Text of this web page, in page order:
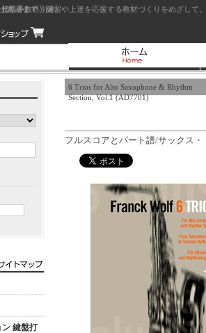
級者まで、練習や上達を応援する教材づくりをめざし
ン 鍵盤打
6 Trios for Alto Saxophone & Rhythm
Section, Vol.1 (AD7701)
フルスコアとパート譜/サックス
払い）
引手数料別途）